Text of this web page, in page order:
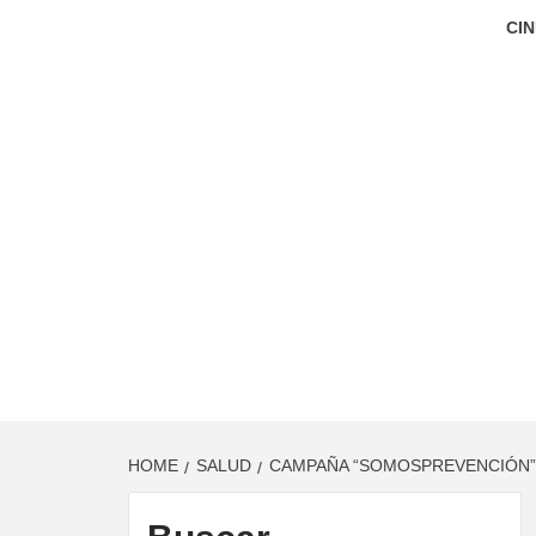
HOME SALUD CAMPAÑA